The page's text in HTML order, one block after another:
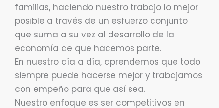
familias, haciendo nuestro trabajo lo mejor
posible a través de un esfuerzo conjunto
que suma a su vez al desarrollo de la
economía de que hacemos parte.
En nuestro día a día, aprendemos que todo
siempre puede hacerse mejor y trabajamos
con empeño para que así sea.
Nuestro enfoque es ser competitivos en